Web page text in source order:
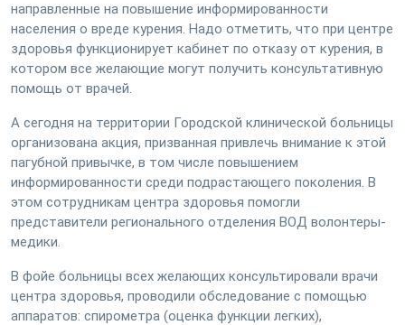
направленные на повышение информированности
населения о вреде курения. Надо отметить, что при центре
здоровья функционирует кабинет по отказу от курения, в
котором все желающие могут получить консультативную
помощь от врачей.
А сегодня на территории Городской клинической больницы
организована акция, призванная привлечь внимание к этой
пагубной привычке, в том числе повышением
информированности среди подрастающего поколения. В
этом сотрудникам центра здоровья помогли
представители регионального отделения ВОД волонтеры-
медики.
В фойе больницы всех желающих консультировали врачи
центра здоровья, проводили обследование с помощью
аппаратов: спирометра (оценка функции легких),